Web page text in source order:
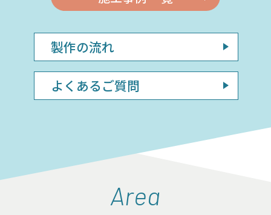
製作の流れ
よくあるご質問
Area